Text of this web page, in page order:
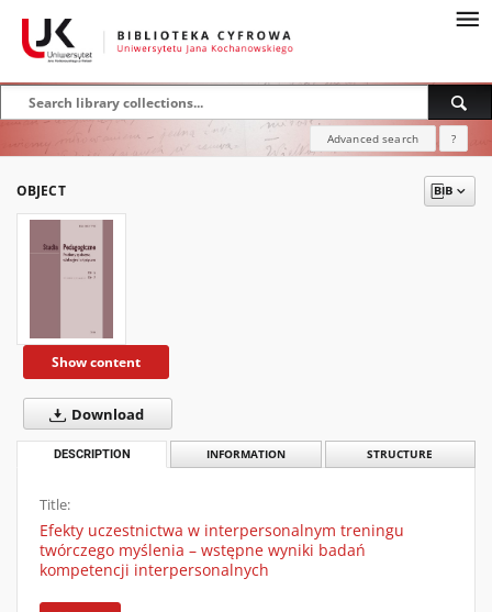
Advanced search ?
OBJECT
Show content
Download
DESCRIPTION INFORMATION STRUCTURE
Title:
Efekty uczestnictwa w interpersonalnym treningu
twórczego myślenia – wstępne wyniki badań
kompetencji interpersonalnych